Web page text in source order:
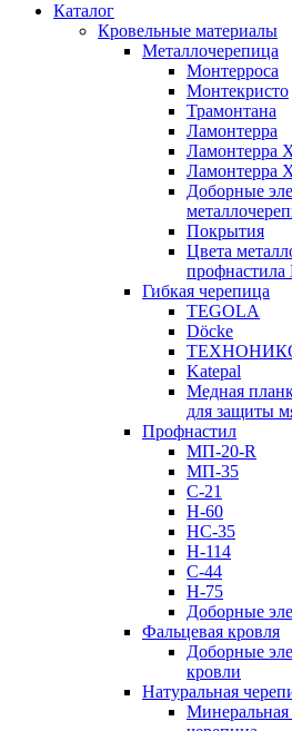
Каталог
Кровельные материалы
Металлочерепица
Монтерроса
Монтекристо
Трамонтана
Ламонтерра
Ламонтерра
Ламонтерра
Доборные
Покрытия
Цвета
Гибкая черепица
TEGOLA
Döcke
Katepal
Медная
для защиты
Профнастил
МП-20-R
МП-35
С-21
Н-60
НС-35
Н-114
С-44
Н-75
Доборные
Фальцевая кровля
Доборные
кровли
Натуральная
Минеральная